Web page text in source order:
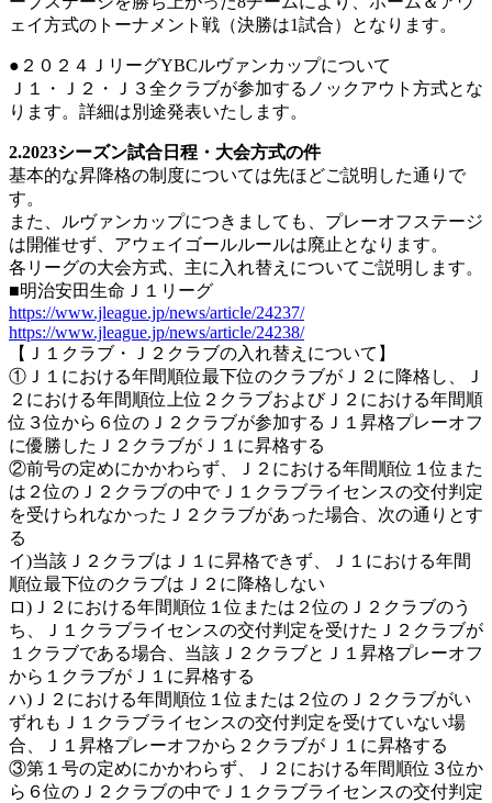
ェイ方式のトーナメント戦（決勝は1試合）となります。
●２０２４ＪリーグYBCルヴァンカップについて
Ｊ１・Ｊ２・Ｊ３全クラブが参加するノックアウト方式とな
ります。詳細は別途発表いたします。
2.2023シーズン試合日程・大会方式の件
基本的な昇降格の制度については先ほどご説明した通りで
す。
また、ルヴァンカップにつきましても、プレーオフステージ
は開催せず、アウェイゴールルールは廃止となります。
各リーグの大会方式、主に入れ替えについてご説明します。
■明治安田生命Ｊ１リーグ
https://www.jleague.jp/news/article/24237/
https://www.jleague.jp/news/article/24238/
【Ｊ１クラブ・Ｊ２クラブの入れ替えについて】
①Ｊ１における年間順位最下位のクラブがＪ２に降格し、Ｊ
２における年間順位上位２クラブおよびＪ２における年間順
位３位から６位のＪ２クラブが参加するＪ１昇格プレーオフ
に優勝したＪ２クラブがＪ１に昇格する
②前号の定めにかかわらず、Ｊ２における年間順位１位また
は２位のＪ２クラブの中でＪ１クラブライセンスの交付判定
を受けられなかったＪ２クラブがあった場合、次の通りとす
る
イ)当該Ｊ２クラブはＪ１に昇格できず、Ｊ１における年間
順位最下位のクラブはＪ２に降格しない
ロ)Ｊ２における年間順位１位または２位のＪ２クラブのう
ち、Ｊ１クラブライセンスの交付判定を受けたＪ２クラブが
１クラブである場合、当該Ｊ２クラブとＪ１昇格プレーオフ
から１クラブがＪ１に昇格する
ハ)Ｊ２における年間順位１位または２位のＪ２クラブがい
ずれもＪ１クラブライセンスの交付判定を受けていない場
合、Ｊ１昇格プレーオフから２クラブがＪ１に昇格する
③第１号の定めにかかわらず、Ｊ２における年間順位３位か
ら６位のＪ２クラブの中でＪ１クラブライセンスの交付判定